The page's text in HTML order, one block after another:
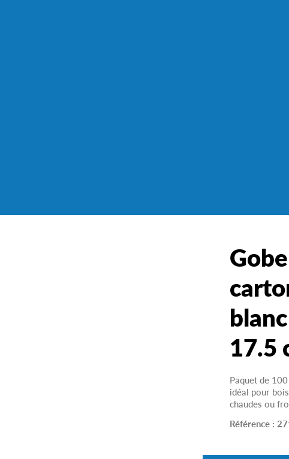
blanc
17.5
Paquet de
idéal pour
chaudes ou
Référence :